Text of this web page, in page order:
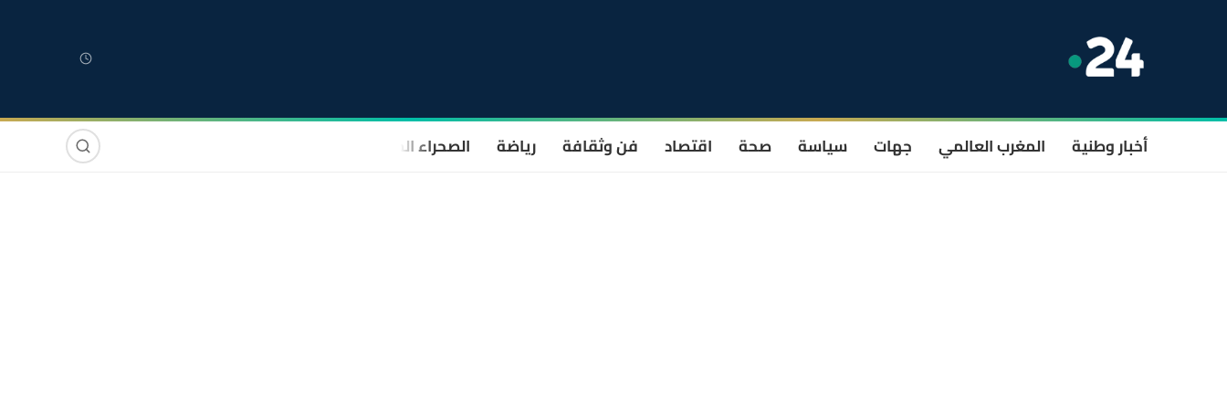
أخبار وطنية المغرب العالمي جهات سياسة صحة اقتصاد فن وثقافة رياضة الصحراء المغربية صوت وصورة